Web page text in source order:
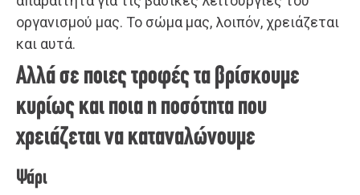
οργανισμού μας. Το σώμα μας, λοιπόν, χρειάζεται
και αυτά.
Αλλά σε ποιες τροφές τα βρίσκουμε
κυρίως και ποια η ποσότητα που
χρειάζεται να καταναλώνουμε
Ψάρι